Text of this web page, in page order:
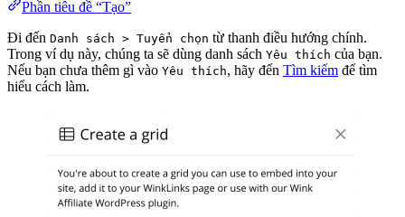
Phần tiêu đề “Tạo”
Đi đến Danh sách > Tuyển chọn từ thanh điều hướng chính.
Trong ví dụ này, chúng ta sẽ dùng danh sách Yêu thích của bạn.
Nếu bạn chưa thêm gì vào Yêu thích, hãy đến Tìm kiếm để tìm
hiểu cách làm.